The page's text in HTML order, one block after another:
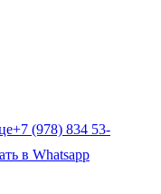
+7 (978) 834 53-
в Whatsapp